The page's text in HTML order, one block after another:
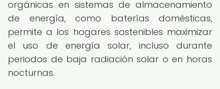
orgánicas en sistemas de almacenamiento
de energía, como baterías domésticas,
permite a los hogares sostenibles maximizar
el uso de energía solar, incluso durante
periodos de baja radiación solar o en horas
nocturnas.